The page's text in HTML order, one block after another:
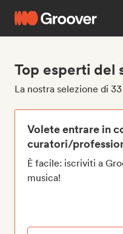
Top esperti del
La nostra selezione di
Volete entrare in
curatori/
È facile: iscriviti a
musica!